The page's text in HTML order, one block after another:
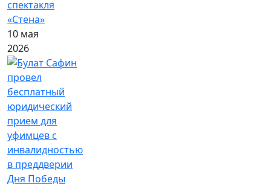
спектакля
«Стена»
10 мая
2026